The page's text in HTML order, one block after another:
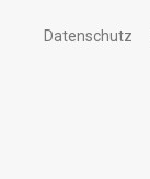
Datenschutz